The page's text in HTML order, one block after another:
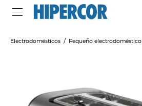
Electrodomésticos Pequeño electrodoméstico